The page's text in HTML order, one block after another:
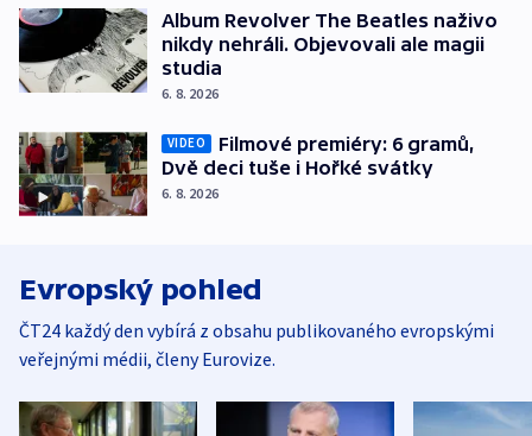
Album Revolver The Beatles naživo
nikdy nehráli. Objevovali ale magii
studia
6. 8. 2026
VIDEO
Filmové premiéry: 6 gramů,
Dvě deci tuše i Hořké svátky
6. 8. 2026
Evropský pohled
ČT24 každý den vybírá z obsahu publikovaného evropskými
veřejnými médii, členy Eurovize.